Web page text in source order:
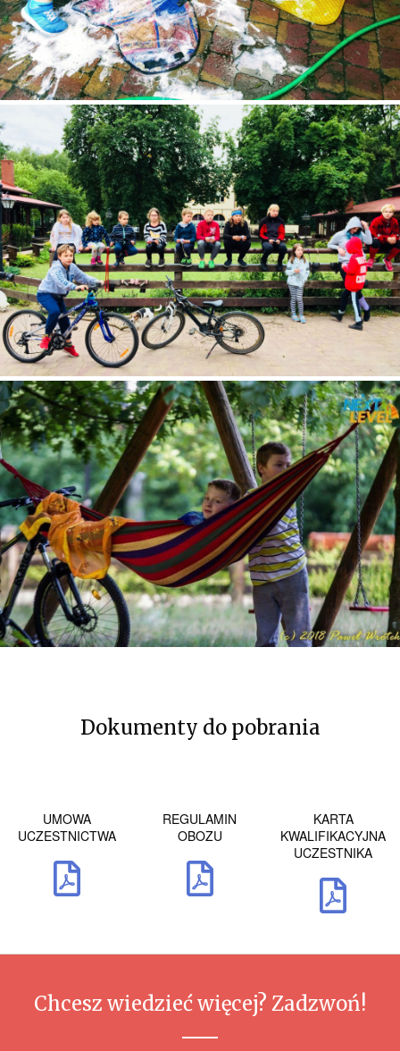
Dokumenty do pobrania
UMOWA
UCZESTNICTWA
REGULAMIN
OBOZU
KARTA
KWALIFIKACYJNA
UCZESTNIKA
Chcesz wiedzieć więcej? Zadzwoń!